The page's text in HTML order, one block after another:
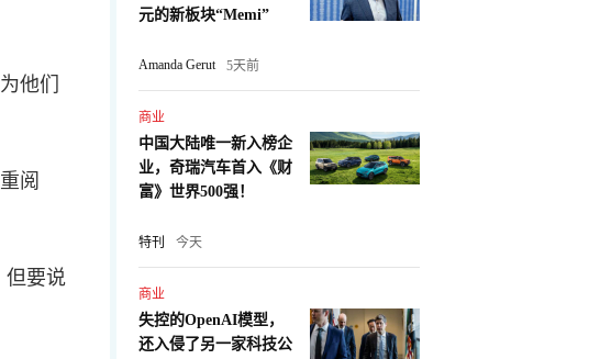
他们
阅
但要说
元的新板块“Memi”
Amanda Gerut 5天前
商业
中国大陆唯一新入榜企
业，奇瑞汽车首入《财
富》世界500强！
特刊 今天
商业
失控的OpenAI模型，
还入侵了另一家科技公